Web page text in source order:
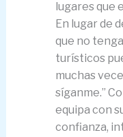
lugares que
En lugar de
que no
turísticos
muchas
síganme.”
equipa con
confianza,